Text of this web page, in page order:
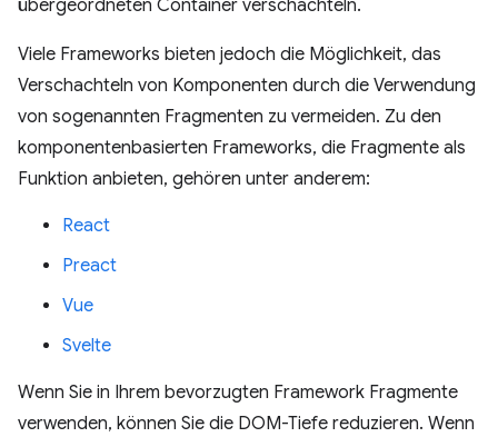
übergeordneten Container verschachteln.
Viele Frameworks bieten jedoch die Möglichkeit, das
Verschachteln von Komponenten durch die Verwendung
von sogenannten Fragmenten zu vermeiden. Zu den
komponentenbasierten Frameworks, die Fragmente als
Funktion anbieten, gehören unter anderem:
React
Preact
Vue
Svelte
Wenn Sie in Ihrem bevorzugten Framework Fragmente
verwenden, können Sie die DOM-Tiefe reduzieren. Wenn